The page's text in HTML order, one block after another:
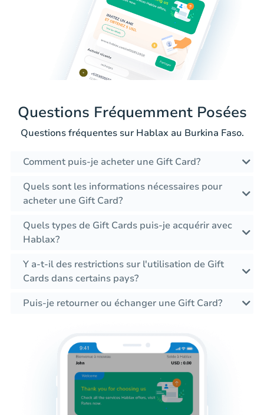
Questions Fréquemment Posées
Questions fréquentes sur Hablax au Burkina Faso.
Comment puis-je acheter une Gift Card?
Quels sont les informations nécessaires pour
acheter une Gift Card?
Quels types de Gift Cards puis-je acquérir avec
Hablax?
Y a-t-il des restrictions sur l'utilisation de Gift
Cards dans certains pays?
Puis-je retourner ou échanger une Gift Card?